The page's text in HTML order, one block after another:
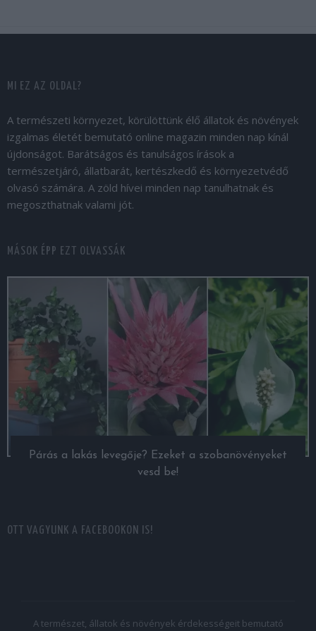
MI EZ AZ OLDAL?
A természeti környezet, körülöttünk élő állatok és növények
izgalmas életét bemutató online magazin minden nap kínál
újdonságot. Barátságos és tanulságos írások a
természetjáró, állatbarát, kertészkedő és környezetvédő
olvasó számára. A zöld hívei minden nap tanulhatnak és
megoszthatnak valami jót.
MÁSOK ÉPP EZT OLVASSÁK
Párás a lakás levegője? Ezeket a szobanövényeket
vesd be!
OTT VAGYUNK A FACEBOOKON IS!
A természet, állatok és növények érdekességeit bemutató